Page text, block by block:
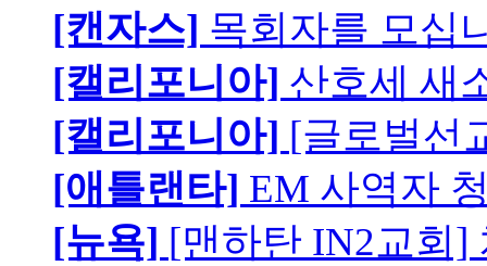
[캔자스] 목회자를 모십
[캘리포니아] 산호세 새
[캘리포니아] [글로벌선
[애틀랜타] EM 사역자
[뉴욕] [맨하탄 IN2교회]